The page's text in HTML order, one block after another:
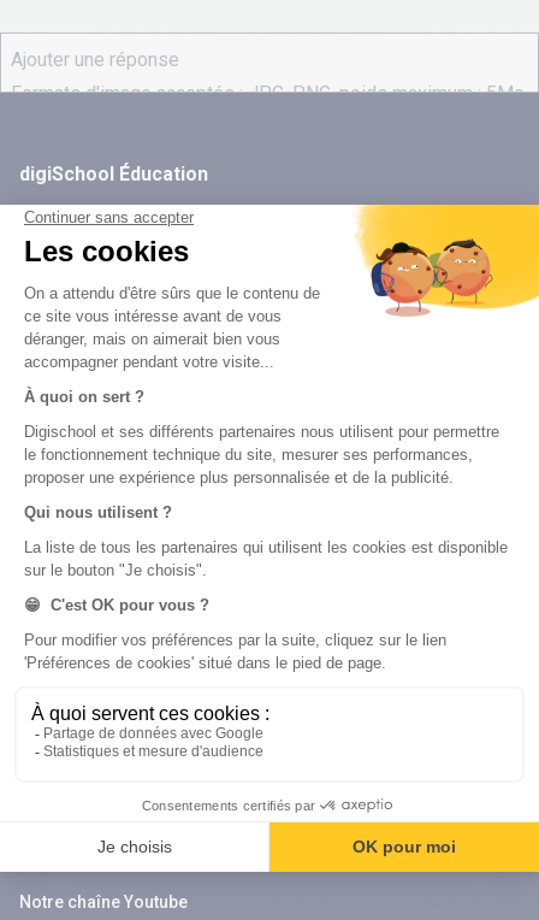
digiSchool Éducation
Nos cours
Mathématiques
Histoire-géographie
Français
SVT
Brevet des collèges
Annales
Nos applications
Application iOS Éducation
Nos chaînes youtube
digiSchool Orientation
Orientation
Diplômes
Notre chaîne Youtube